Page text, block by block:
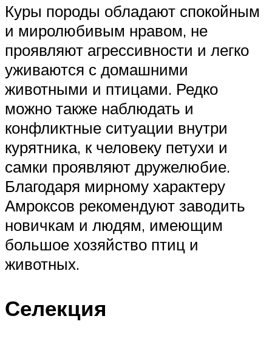
Куры породы обладают спокойным
и миролюбивым нравом, не
проявляют агрессивности и легко
уживаются с домашними
животными и птицами. Редко
можно также наблюдать и
конфликтные ситуации внутри
курятника, к человеку петухи и
самки проявляют дружелюбие.
Благодаря мирному характеру
Амроксов рекомендуют заводить
новичкам и людям, имеющим
большое хозяйство птиц и
животных.
Селекция